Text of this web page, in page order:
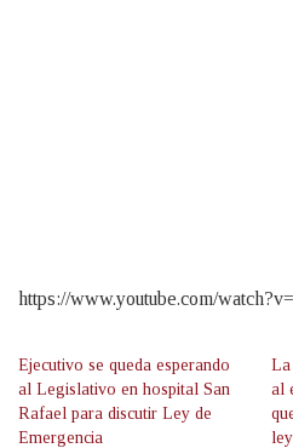
https://www.youtube.com/
Ejecutivo se queda esperando
al Legislativo en hospital San
Rafael para discutir Ley de
Emergencia
La
al
ley